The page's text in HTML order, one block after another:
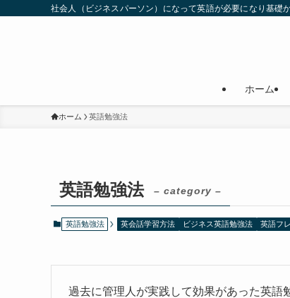
社会人（ビジネスパーソン）になって英語が必要になり基
ホーム
ホーム 英語勉強法
英語勉強法 – category –
英語勉強法 英会話学習方法 ビジネス英語勉強法 英語フ
過去に管理人が実践して効果があった英語